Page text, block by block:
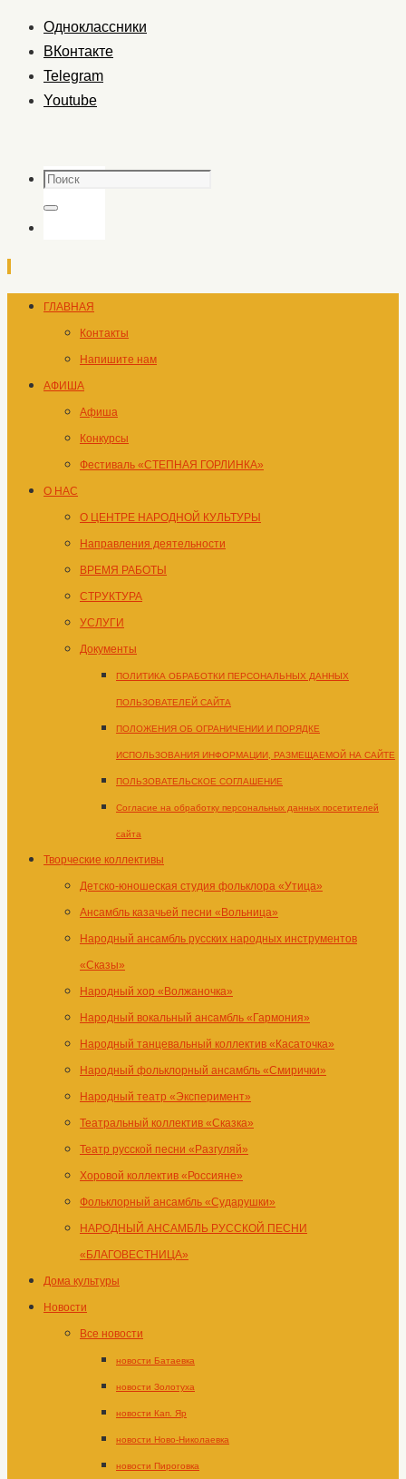
Одноклассники
ВКонтакте
Telegram
Youtube
Поиск
Поиск
Перейти
содержимому
ГЛАВНАЯ
Контакты
Напишите нам
АФИША
Афиша
Конкурсы
Фестиваль «СТЕПНАЯ ГОРЛИНКА»
О НАС
О ЦЕНТРЕ НАРОДНОЙ КУЛЬТУРЫ
Направления деятельности
ВРЕМЯ РАБОТЫ
СТРУКТУРА
УСЛУГИ
Документы
ПОЛИТИКА ОБРАБОТКИ ПЕРСОНАЛЬНЫХ ДАННЫХ
ПОЛЬЗОВАТЕЛЕЙ САЙТА
ПОЛОЖЕНИЯ ОБ ОГРАНИЧЕНИИ И ПОРЯДКЕ
ИСПОЛЬЗОВАНИЯ ИНФОРМАЦИИ, РАЗМЕЩАЕМОЙ НА САЙТЕ
ПОЛЬЗОВАТЕЛЬСКОЕ СОГЛАШЕНИЕ
Согласие на обработку персональных данных посетителей
сайта
Творческие коллективы
Детско-юношеская студия фольклора «Утица»
Ансамбль казачьей песни «Вольница»
Народный ансамбль русских народных инструментов
«Сказы»
Народный хор «Волжаночка»
Народный вокальный ансамбль «Гармония»
Народный танцевальный коллектив «Касаточка»
Народный фольклорный ансамбль «Смирички»
Народный театр «Эксперимент»
Театральный коллектив «Сказка»
Театр русской песни «Разгуляй»
Хоровой коллектив «Россияне»
Фольклорный ансамбль «Сударушки»
НАРОДНЫЙ АНСАМБЛЬ РУССКОЙ ПЕСНИ
«БЛАГОВЕСТНИЦА»
Дома культуры
Новости
Все новости
новости Батаевка
новости Золотуха
новости Кап. Яр
новости Ново-Николаевка
новости Пироговка